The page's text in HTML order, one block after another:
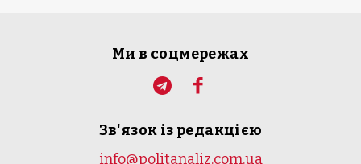
Ми в соцмережах
Зв'язок із редакцією
info@politanaliz.com.ua